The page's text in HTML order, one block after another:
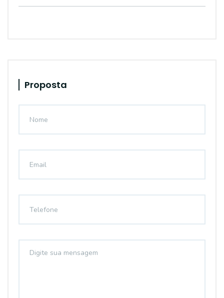
Proposta